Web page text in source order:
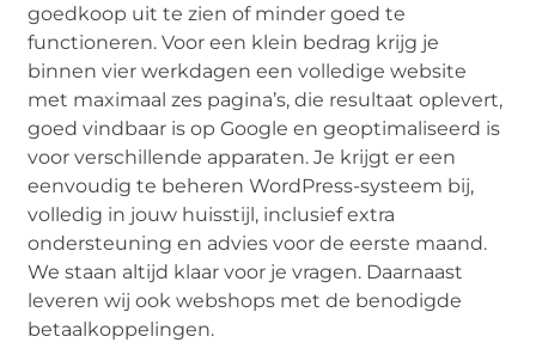
goedkoop uit te zien of minder goed te
functioneren. Voor een klein bedrag krijg je
binnen vier werkdagen een volledige website
met maximaal zes pagina’s, die resultaat oplevert,
goed vindbaar is op Google en geoptimaliseerd is
voor verschillende apparaten. Je krijgt er een
eenvoudig te beheren WordPress-systeem bij,
volledig in jouw huisstijl, inclusief extra
ondersteuning en advies voor de eerste maand.
We staan altijd klaar voor je vragen. Daarnaast
leveren wij ook webshops met de benodigde
betaalkoppelingen.